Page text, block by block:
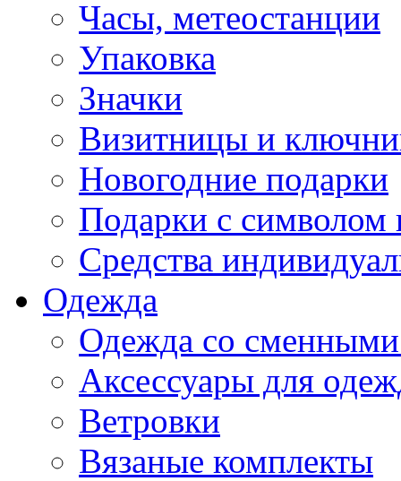
Часы, метеостанции
Упаковка
Значки
Визитницы и
Новогодние подарки
Подарки с символом
Средства
Одежда
Одежда со сменными
Аксессуары для
Ветровки
Вязаные комплекты